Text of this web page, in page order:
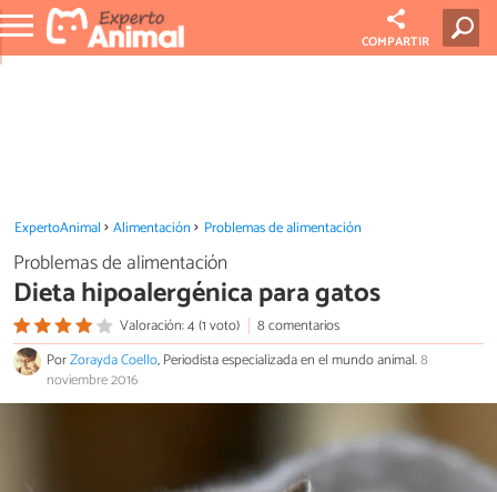
COMPARTIR
ExpertoAnimal Alimentación Problemas de alimentación
Problemas de alimentación
Dieta hipoalergénica para gatos
Valoración: 4 (1 voto)
8 comentarios
PorZorayda Coello, Periodista especializada en el mundo animal.8
noviembre 2016